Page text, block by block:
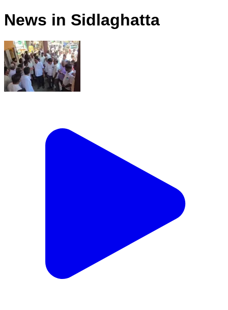
News in Sidlaghatta